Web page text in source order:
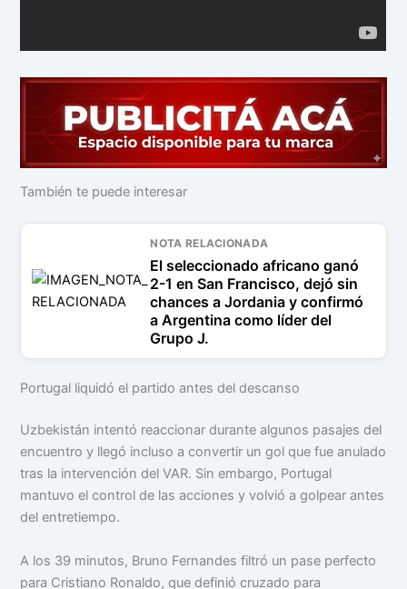
También te puede interesar
NOTA RELACIONADA
El seleccionado africano ganó
2-1 en San Francisco, dejó sin
chances a Jordania y confirmó
a Argentina como líder del
Grupo J.
Portugal liquidó el partido antes del descanso
Uzbekistán intentó reaccionar durante algunos pasajes del
encuentro y llegó incluso a convertir un gol que fue anulado
tras la intervención del VAR. Sin embargo, Portugal
mantuvo el control de las acciones y volvió a golpear antes
del entretiempo.
A los 39 minutos, Bruno Fernandes filtró un pase perfecto
para Cristiano Ronaldo, que definió cruzado para